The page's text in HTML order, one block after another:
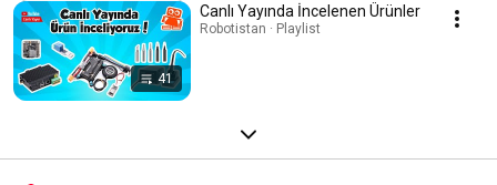
41
Canlı Yayında İncelenen Ürünler
Robotistan · Playlist